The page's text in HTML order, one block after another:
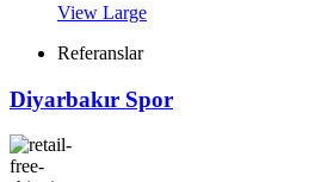
View Large
Referanslar
Diyarbakır Spor